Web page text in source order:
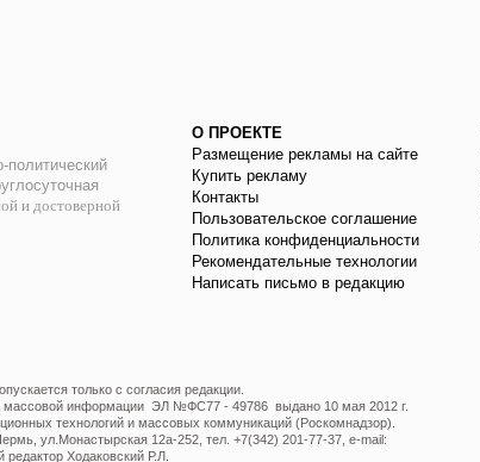
и достоверной
О ПРОЕКТЕ
Размещение рекламы на сайте
Купить рекламу
Контакты
Пользовательское соглашение
Политика конфиденциальности
Рекомендательные технологии
Написать письмо в редакцию
только с согласия редакции.
массовой информации ЭЛ №ФС77 - 49786 выдано 10 мая 2012 г.
технологий и массовых коммуникаций (Роскомнадзор).
ул.Монастырская 12а-252, тел. +7(342) 201-77-37, e-mail:
Ходаковский Р.Л.